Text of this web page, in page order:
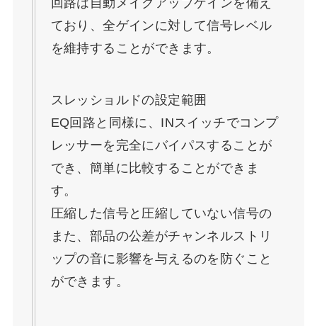
ており、全ゲインに対して信号レベル
を維持することができます。
スレッショルドの設定範囲
EQ回路と同様に、INスイッチでコンプ
レッサーを完全にバイパスすることが
でき、簡単に比較することができま
す。
圧縮した信号と圧縮していない信号の
また、部品の公差がチャンネルストリ
ップの音に影響を与えるのを防ぐこと
ができます。